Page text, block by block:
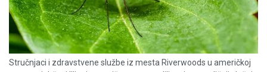
Stručnjaci i zdravstvene službe iz mesta Riverwoods u američkoj